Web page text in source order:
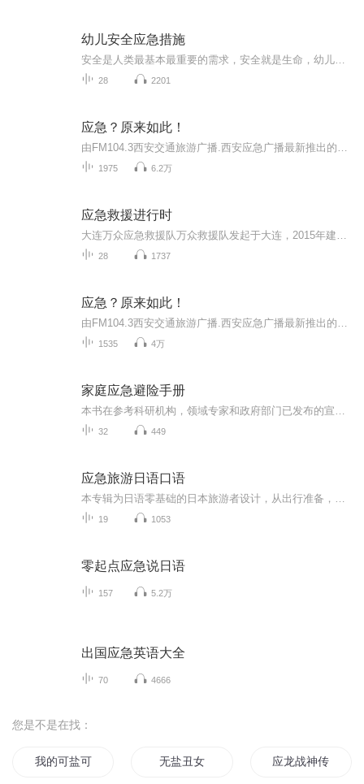
幼儿安全应急措施
28 2201
应急？原来如此！
1975 6.2万
应急救援进行时
28 1737
应急？原来如此！
1535 4万
家庭应急避险手册
32 449
应急旅游日语口语
19 1053
零起点应急说日语
157 5.2万
出国应急英语大全
70 4666
您是不是在找：
我的可盐可甜小皇帝 无盐丑女 应龙战神传